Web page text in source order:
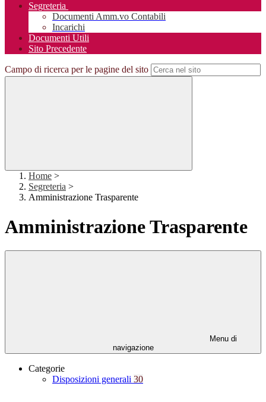
Segreteria
Documenti Amm.vo Contabili
Incarichi
Documenti Utili
Sito Precedente
Campo di ricerca per le pagine del sito
Home >
Segreteria >
Amministrazione Trasparente
Amministrazione Trasparente
Menu di
navigazione
Categorie
Disposizioni generali 30